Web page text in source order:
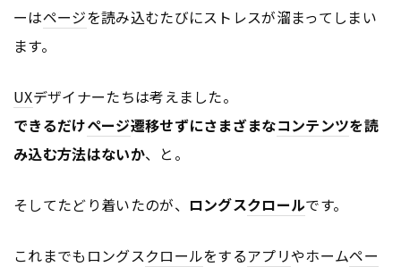
ーはページを読み込むたびにストレスが溜まってしまい
ます。
UXデザイナーたちは考えました。
できるだけページ遷移せずにさまざまなコンテンツを読
み込む方法はないか、と。
そしてたどり着いたのが、 ロングスクロールです。
これまでもロングスクロールをするアプリやホームペー